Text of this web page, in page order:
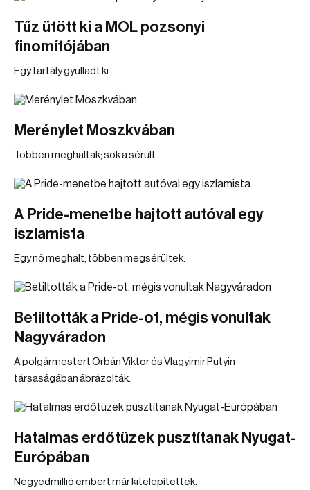
Tűz ütött ki a MOL pozsonyi
finomítójában
Egy tartály gyulladt ki.
Merénylet Moszkvában
Többen meghaltak; sok a sérült.
A Pride-menetbe hajtott autóval egy
iszlamista
Egy nő meghalt, többen megsérültek.
Betiltották a Pride-ot, mégis vonultak
Nagyváradon
A polgármestert Orbán Viktor és Vlagyimir Putyin
társaságában ábrázolták.
Hatalmas erdőtüzek pusztítanak Nyugat-
Európában
Negyedmillió embert már kitelepítettek.